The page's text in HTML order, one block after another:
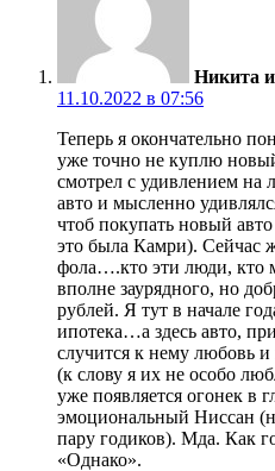
Никита
11.10.2022 в 07:56
Теперь я окончательно
уже точно не куплю
смотрел с удивлением
авто и мысленно
чтоб покупать новый
это была Камри). Сейчас
фола….кто эти люди, кто
вполне заурядного, но
рублей. Я тут в начале
ипотека…а здесь авто,
случится к нему любовь
(к слову я их не особо
уже появляется огонек в
эмоциональный Ниссан
пару годиков). Мда. Как
«Однако».